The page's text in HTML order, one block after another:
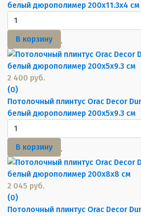
белый дюрополимер 200x11.3x4 см
В корзину
2 400 руб.
(0)
Потолочный плинтус Orac Decor
белый дюрополимер 200x5x9.3 см
В корзину
2 045 руб.
(0)
Потолочный плинтус Orac Decor